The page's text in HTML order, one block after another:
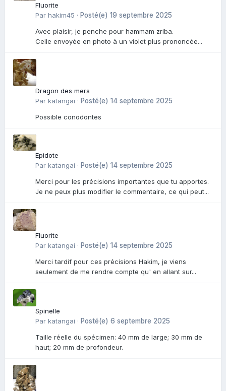
Fluorite
Par hakim45 · Posté(e) 19 septembre 2025
Avec plaisir, je penche pour hammam zriba.
Celle envoyée en photo à un violet plus prononcée...
Dragon des mers
Par katangai · Posté(e) 14 septembre 2025
Possible conodontes
Epidote
Par katangai · Posté(e) 14 septembre 2025
Merci pour les précisions importantes que tu apportes.
Je ne peux plus modifier le commentaire, ce qui peut...
Fluorite
Par katangai · Posté(e) 14 septembre 2025
Merci tardif pour ces précisions Hakim, je viens
seulement de me rendre compte qu' en allant sur...
Spinelle
Par katangai · Posté(e) 6 septembre 2025
Taille réelle du spécimen: 40 mm de large; 30 mm de
haut; 20 mm de profondeur.